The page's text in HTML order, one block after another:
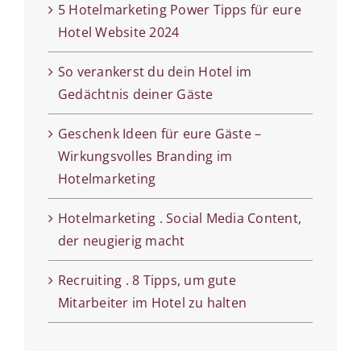
5 Hotelmarketing Power Tipps für eure
Hotel Website 2024
So verankerst du dein Hotel im
Gedächtnis deiner Gäste
Geschenk Ideen für eure Gäste –
Wirkungsvolles Branding im
Hotelmarketing
Hotelmarketing . Social Media Content,
der neugierig macht
Recruiting . 8 Tipps, um gute
Mitarbeiter im Hotel zu halten